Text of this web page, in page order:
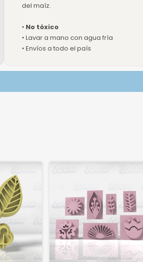
del maíz.
• No tóxico
• Lavar a mano con agua fría
• Envíos a todo el país